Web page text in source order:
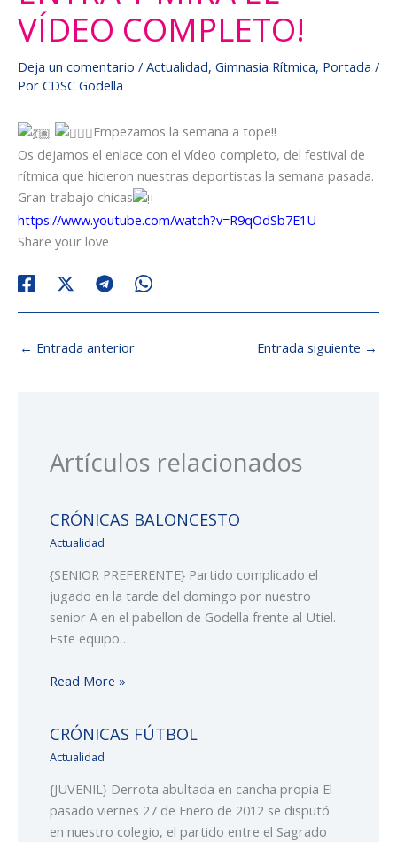
VÍDEO COMPLETO!
Deja un comentario / Actualidad, Gimnasia Rítmica, Portada /
Por CDSC Godella
Empezamos la semana a tope!!
Os dejamos el enlace con el vídeo completo, del festival de
rítmica que hicieron nuestras deportistas la semana pasada.
Gran trabajo chicas
https://www.youtube.com/watch?v=R9qOdSb7E1U
Share your love
← Entrada anterior Entrada siguiente →
Artículos relacionados
CRÓNICAS BALONCESTO
Actualidad
{SENIOR PREFERENTE} Partido complicado el
jugado en la tarde del domingo por nuestro
senior A en el pabellon de Godella frente al Utiel.
Este equipo…
Read More »
CRÓNICAS FÚTBOL
Actualidad
{JUVENIL} Derrota abultada en cancha propia El
pasado viernes 27 de Enero de 2012 se disputó
en nuestro colegio, el partido entre el Sagrado